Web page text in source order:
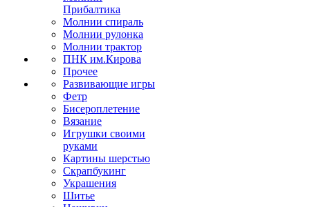
Прибалтика
Молнии спираль
Молнии рулонка
Молнии трактор
ПНК им.Кирова
Прочее
Развивающие игры
Фетр
Бисероплетение
Вязание
Игрушки своими
руками
Картины шерстью
Скрапбукинг
Украшения
Шитье